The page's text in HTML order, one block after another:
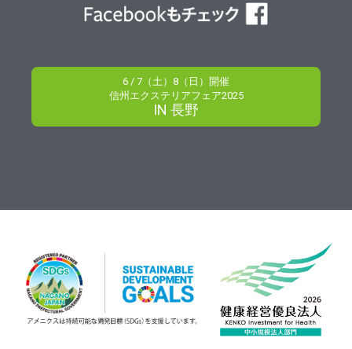
6 / 7（土）8（日）開催
信州エクステリアフェア2025
IN 長野